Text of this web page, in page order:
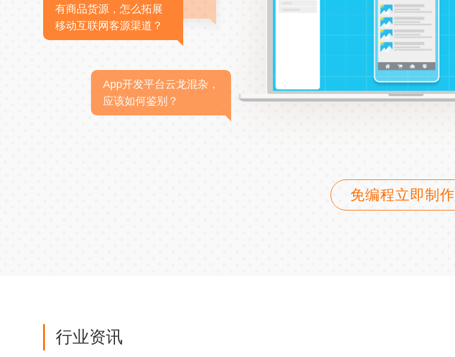
有商品货源，怎么拓展
移动互联网客源渠道？
App开发平台云龙混杂，
应该如何鉴别？
免编程立即制作
行业资讯